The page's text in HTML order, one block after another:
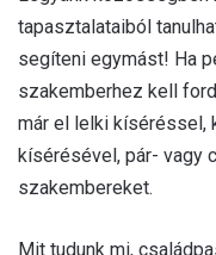
tapasztalataiból
segíteni egymást! Ha
szakemberhez kell
már el lelki kíséréssel,
kísérésével, pár- vagy
szakembereket.
Mit tudunk mi,